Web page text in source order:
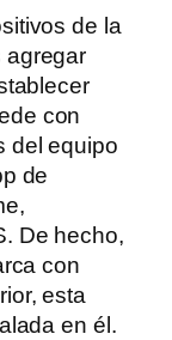
de la
agregar
con
del equipo
de
De hecho,
con
esta
en él.